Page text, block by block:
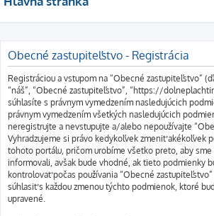
Obecné zastupiteľstvo - Registrácia
Registráciou a vstupom na “Obecné zastupiteľstvo”
“náš”, “Obecné zastupiteľstvo”, “https://
súhlasíte s právnym vymedzením nasledujúcich
právnym vymedzením všetkých nasledujúcich
neregistrujte a nevstupujte a/alebo nepoužívajte
Vyhradzujeme si právo kedykoľvek zmeniť akékoľvek
tohoto portálu, pričom urobíme všetko preto, aby sme
informovali, avšak bude vhodné, ak tieto podmienky
kontrolovať počas používania “Obecné
súhlasiť s každou zmenou týchto podmienok, ktoré
upravené.